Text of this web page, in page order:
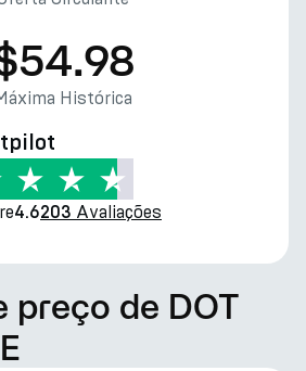
Histórica
4.6203 Avaliações
preço de DOT